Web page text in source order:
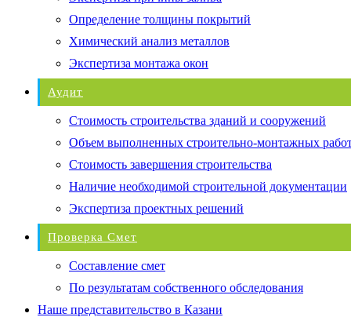
Определение толщины покрытий
Химический анализ металлов
Экспертиза монтажа окон
Аудит
Стоимость строительства зданий и сооружений
Объем выполненных строительно-монтажных
Стоимость завершения строительства
Наличие необходимой строительной документации
Экспертиза проектных решений
Проверка Смет
Составление смет
По результатам собственного обследования
Наше представительство в Казани